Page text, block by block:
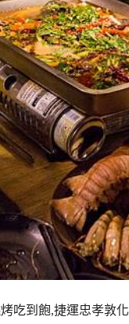
吃到飽,捷運忠孝敦